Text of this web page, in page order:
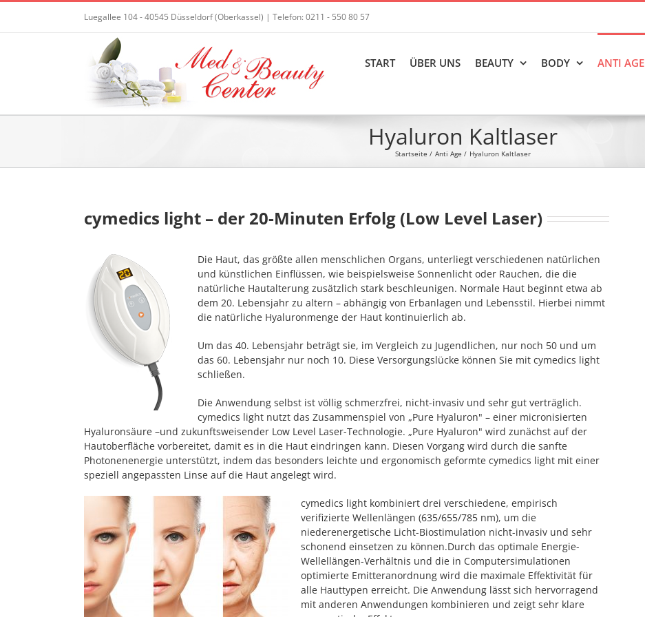
Zum
springen
Luegallee 104 - 40545 Düsseldorf (Oberkassel) | Telefon: 0211 - 550 80 57
START ÜBER UNS BEAUTY BODY ANTI AGE
Hyaluron Kaltlaser
Startseite Anti Age Hyaluron Kaltlaser
cymedics light – der 20-Minuten Erfolg (Low Level Laser)
Die Haut, das größte allen menschlichen Organs, unterliegt verschiedenen natürlichen
und künstlichen Einflüssen, wie beispielsweise Sonnenlicht oder Rauchen, die die
natürliche Hautalterung zusätzlich stark beschleunigen. Normale Haut beginnt etwa ab
dem 20. Lebensjahr zu altern – abhängig von Erbanlagen und Lebensstil. Hierbei nimmt
die natürliche Hyaluronmenge der Haut kontinuierlich ab.
Um das 40. Lebensjahr beträgt sie, im Vergleich zu Jugendlichen, nur noch 50 und um
das 60. Lebensjahr nur noch 10. Diese Versorgungslücke können Sie mit cymedics light
schließen.
Die Anwendung selbst ist völlig schmerzfrei, nicht-invasiv und sehr gut verträglich.
cymedics light nutzt das Zusammenspiel von „Pure Hyaluron" – einer micronisierten
Hyaluronsäure –und zukunftsweisender Low Level Laser-Technologie. „Pure Hyaluron" wird zunächst auf der
Hautoberfläche vorbereitet, damit es in die Haut eindringen kann. Diesen Vorgang wird durch die sanfte
Photonenenergie unterstützt, indem das besonders leichte und ergonomisch geformte cymedics light mit einer
speziell angepassten Linse auf die Haut angelegt wird.
cymedics light kombiniert drei verschiedene, empirisch
verifizierte Wellenlängen (635/655/785 nm), um die
niederenergetische Licht-Biostimulation nicht-invasiv und sehr
schonend einsetzen zu können.Durch das optimale Energie-
Wellellängen-Verhältnis und die in Computersimulationen
optimierte Emitteranordnung wird die maximale Effektivität für
alle Hauttypen erreicht. Die Anwendung lässt sich hervorragend
mit anderen Anwendungen kombinieren und zeigt sehr klare